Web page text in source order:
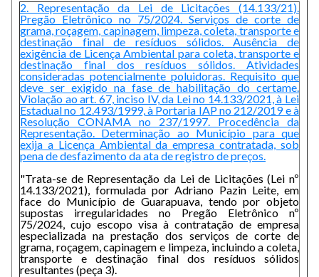
2. Representação da Lei de Licitações (14.133/21).
Pregão Eletrônico no 75/2024. Serviços de corte de
grama, roçagem, capinagem, limpeza, coleta, transporte e
destinação final de resíduos sólidos. Ausência de
exigência de Licença Ambiental para coleta, transporte e
destinação final dos resíduos sólidos. Atividades
consideradas potencialmente poluidoras. Requisito que
deve ser exigido na fase de habilitação do certame.
Violação ao art. 67, inciso IV, da Lei no 14.133/2021, à Lei
Estadual no 12.493/1999, à Portaria IAP no 212/2019 e à
Resolução CONAMA no 237/1997. Procedência da
Representação. Determinação ao Município para que
exija a Licença Ambiental da empresa contratada, sob
pena de desfazimento da ata de registro de preços.
"Trata-se de Representação da Lei de Licitações (Lei nº
14.133/2021), formulada por Adriano Pazin Leite, em
face do Município de Guarapuava, tendo por objeto
supostas irregularidades no Pregão Eletrônico nº
75/2024, cujo escopo visa à contratação de empresa
especializada na prestação dos serviços de corte de
grama, roçagem, capinagem e limpeza, incluindo a coleta,
transporte e destinação final dos resíduos sólidos
resultantes (peça 3).